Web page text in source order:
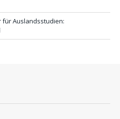
für Auslandsstudien: